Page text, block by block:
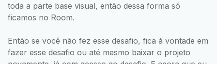
toda a parte base visual, então dessa forma só
ficamos no Room.
Então se você não fez esse desafio, fica à vontade em
fazer esse desafio ou até mesmo baixar o projeto